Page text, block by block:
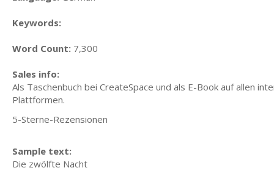
Keywords:
Word Count: 7,300
Sales info:
Als Taschenbuch bei CreateSpace und als E-Book auf allen
Plattformen.
5-Sterne-Rezensionen
Sample text:
Die zwölfte Nacht